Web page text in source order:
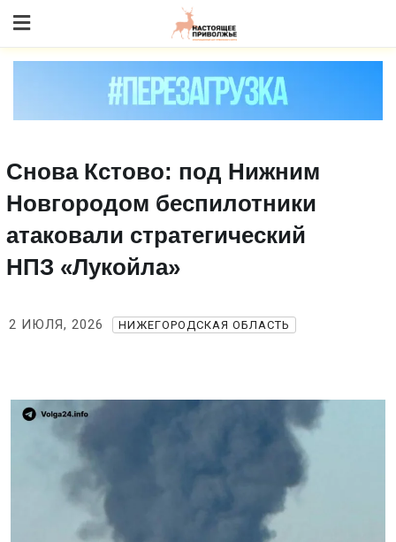
to content
Снова Кстово: под Нижним
Новгородом беспилотники
атаковали стратегический
НПЗ «Лукойла»
2 ИЮЛЯ, 2026 НИЖЕГОРОДСКАЯ ОБЛАСТЬ